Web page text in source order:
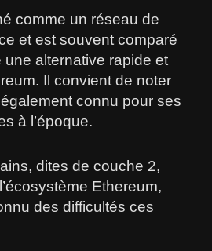
comme un réseau de
et est souvent comparé
alternative rapide et
Il convient de noter
connu pour ses
à l’époque.
dites de couche 2,
Ethereum,
des difficultés ces